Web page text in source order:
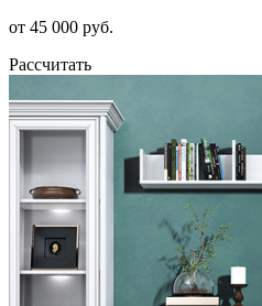
от 45 000 руб.
Рассчитать